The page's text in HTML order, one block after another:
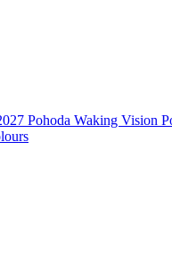
Pohoda Waking Vision